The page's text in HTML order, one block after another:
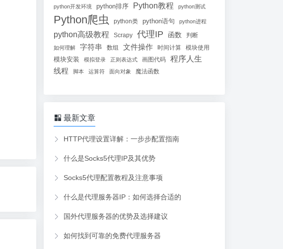
python开发环境 python排序 Python教程 python测试
Python爬虫 python类 python语句 python进程
python高级教程 Scrapy 代理IP 函数 判断
如何理解 字符串 数组 文件操作 时间计算 模块使用
模块安装 模拟登录 正则表达式 画图代码 程序人生
线程 脚本 运算符 面向对象 魔法函数
最新文章
HTTP代理设置详解：一步步配置指南
什么是Socks5代理IP及其优势
Socks5代理配置教程及注意事项
什么是代理服务器IP：如何选择合适的
国外代理服务器的优势及选择建议
如何找到可靠的免费代理服务器